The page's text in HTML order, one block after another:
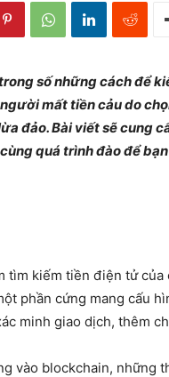
số những cách để
mất tiền cảu do
đảo. Bài viết sẽ cung
quá trình đào để
tìm kiếm tiền điện tử
phần cứng mang cấu
minh giao dịch, thêm
vào blockchain, những